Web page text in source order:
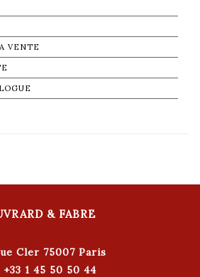
VENTE
& FABRE
Cler 75007 Paris
1 45 50 50 44